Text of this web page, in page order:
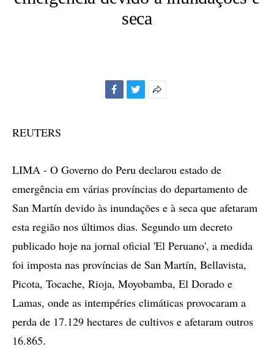
seca
REUTERS
LIMA - O Governo do Peru declarou estado de
emergência em várias províncias do departamento de
San Martín devido às inundações e à seca que afetaram
esta região nos últimos dias. Segundo um decreto
publicado hoje na jornal oficial 'El Peruano', a medida
foi imposta nas províncias de San Martín, Bellavista,
Picota, Tocache, Rioja, Moyobamba, El Dorado e
Lamas, onde as intempéries climáticas provocaram a
perda de 17.129 hectares de cultivos e afetaram outros
16.865.